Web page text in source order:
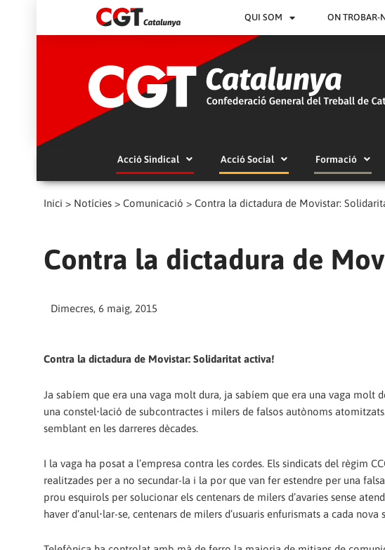
QUI SOM ON TROBAR-
Acció Sindical Acció Social Formació
Inici > Notícies > Comunicació > Contra la dictadura de Movistar:
Contra la dictadura de
Dimecres, 6 maig, 2015
Contra la dictadura de Movistar: Solidaritat activa!
Ja sabíem que era una vaga molt dura, ja sabíem que era una vaga molt
una constel•lació de subcontractes i milers de falsos autònoms
semblant en les darreres dècades.
I la vaga ha posat a l’empresa contra les cordes. Els sindicats del règim
realitzades per a no secundar-la i la por que van fer estendre per una
prou esquirols per solucionar els centenars de milers d’avaries sense
haver d’anul•lar-se, centenars de milers d’usuaris enfurismats a cada nova